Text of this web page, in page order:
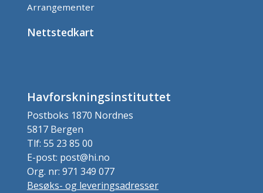
Arrangementer
Nettstedkart
Havforskningsinstituttet
Postboks 1870 Nordnes
5817 Bergen
Tlf: 55 23 85 00
E-post: post@hi.no
Org. nr: 971 349 077
Besøks- og leveringsadresser